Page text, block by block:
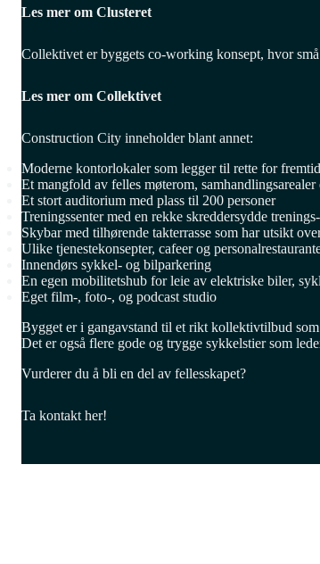
Les mer om Clusteret
Collektivet er byggets co-working konsept, hvor
Les mer om Collektivet
Construction City inneholder blant annet:
Moderne kontorlokaler som legger til rette for
Et mangfold av felles møterom,
Et stort auditorium med plass til 200 personer
Treningssenter med en rekke skreddersydde
Skybar med tilhørende takterrasse som har utsikt
Ulike tjenestekonsepter, cafeer og
Innendørs sykkel- og bilparkering
En egen mobilitetshub for leie av elektriske biler,
Eget film-, foto-, og podcast studio
Bygget er i gangavstand til et rikt kollektivtilbud
Det er også flere gode og trygge sykkelstier som
Vurderer du å bli en del av fellesskapet?
Ta kontakt her!